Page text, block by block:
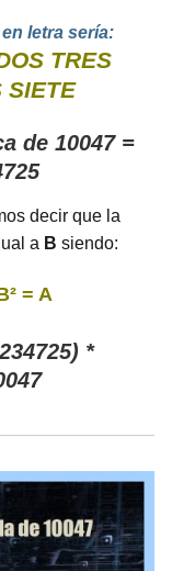
letra sería:
TRES
SIETE
de 10047 =
decir que la
a B siendo:
= A
*